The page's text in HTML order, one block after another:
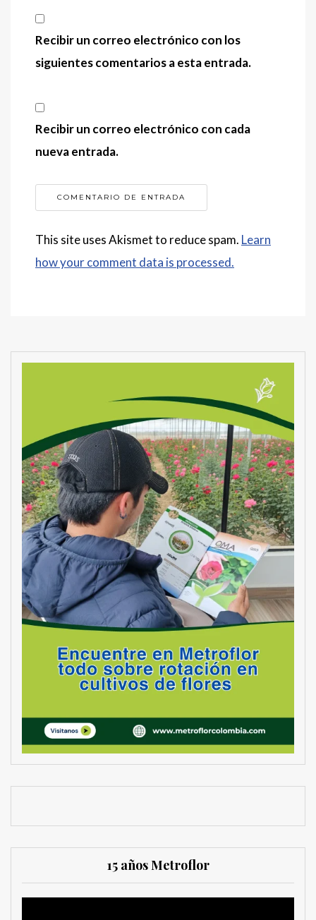
Recibir un correo electrónico con los
siguientes comentarios a esta entrada.
Recibir un correo electrónico con cada
nueva entrada.
This site uses Akismet to reduce spam. Learn
how your comment data is processed.
15 años Metroflor